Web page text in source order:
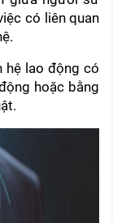
có liên quan
hệ lao động có
hoặc bằng